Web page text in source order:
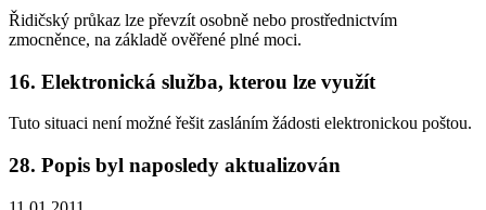
Řidičský průkaz lze převzít osobně nebo prostřednictvím
zmocněnce, na základě ověřené plné moci.
16. Elektronická služba, kterou lze využít
Tuto situaci není možné řešit zasláním žádosti elektronickou poštou.
28. Popis byl naposledy aktualizován